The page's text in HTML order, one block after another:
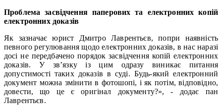
Проблема засвідчення паперових та електронних копій
електронних доказів
Як зазначає юрист Дмитро Лаврентьєв, попри наявність
певного регулювання щодо електронних доказів, в нас наразі
досі не передбачено порядок засвідчення копій електронних
доказів. У зв’язку із цим одразу виникає питання
допустимості таких доказів в суді. Будь-який електронний
документ можна змінити в фотошопі, і як потім, відповідно,
довести, що це є оригінал документу?», - додає пан
Лаврентьєв.